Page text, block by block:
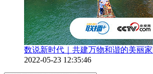
数说新时代｜共建万物和谐的美丽家
2022-05-23 12:35:46